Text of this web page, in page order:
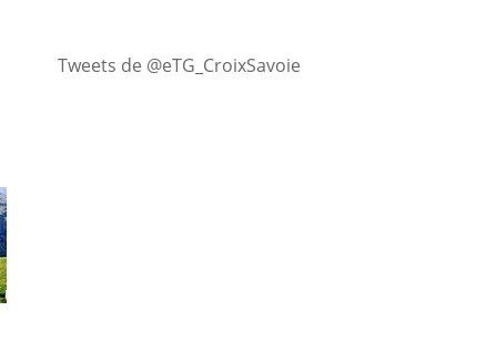
Tweets de @eTG_CroixSavoie